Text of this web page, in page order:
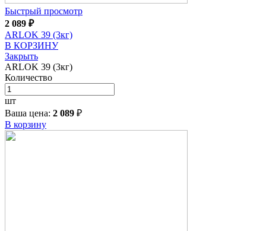
Быстрый просмотр
2 089 ₽
ARLOK 39 (3кг)
В КОРЗИНУ
Закрыть
ARLOK 39 (3кг)
Количество
шт
Ваша цена: 2 089 ₽
В корзину